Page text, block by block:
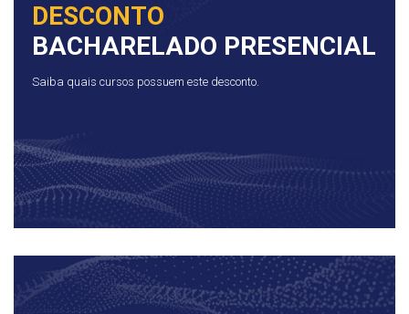
DESCONTO
BACHARELADO PRESENCIAL
Saiba quais cursos possuem este desconto.